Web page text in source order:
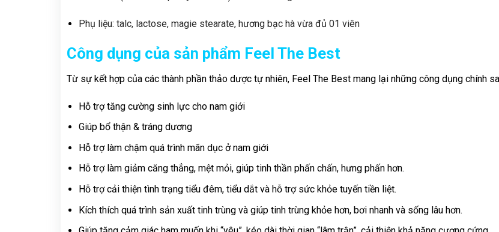
Phụ liệu: talc, lactose, magie stearate, hương bạc hà vừa đủ 01 viên
Công dụng của sản phẩm Feel The Best
Từ sự kết hợp của các thành phần thảo dược tự nhiên, Feel The Best mang lại những công dụng chính
Hỗ trợ tăng cường sinh lực cho nam giới
Giúp bổ thận & tráng dương
Hỗ trợ làm chậm quá trình mãn dục ở nam giới
Hỗ trợ làm giảm căng thẳng, mệt mỏi, giúp tinh thần phấn chấn, hưng phấn hơn.
Hỗ trợ cải thiện tình trạng tiểu đêm, tiểu dắt và hỗ trợ sức khỏe tuyến tiền liệt.
Kích thích quá trình sản xuất tinh trùng và giúp tinh trùng khỏe hơn, bơi nhanh và sống lâu hơn.